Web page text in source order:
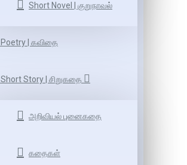
Short Novel | குறுநாவல்
Poetry | கவிதை
Short Story | சிறுகதை
அறிவியல் புனைகதை
கதைகள்